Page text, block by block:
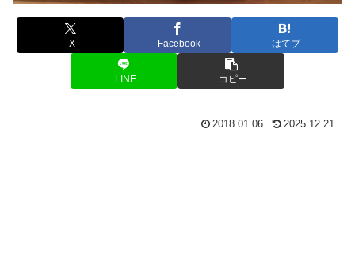
X Facebook はてブ
LINE コピー
2018.01.06 2025.12.21